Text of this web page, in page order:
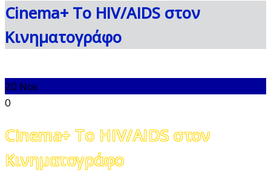
Cinema+ Το HIV/AIDS στον
Κινηματογράφο
20 Νοε
0
Cinema+ Το HIV/AIDS στον
Κινηματογράφο